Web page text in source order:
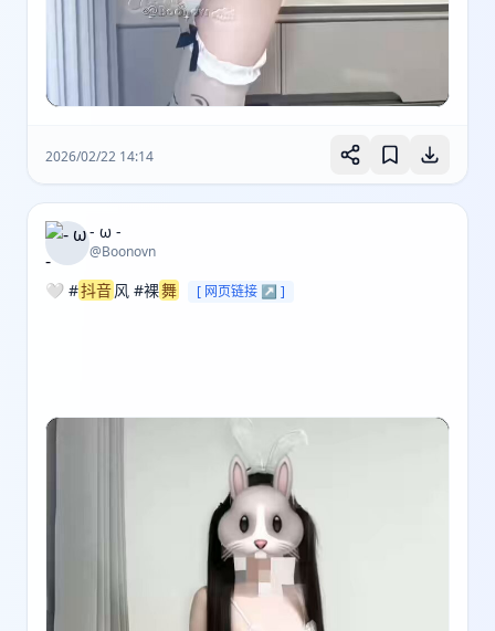
2026/02/22 14:14
- ω -
@Boonovn
🤍 #抖音风 #裸舞 [ 网页链接 ↗ ]